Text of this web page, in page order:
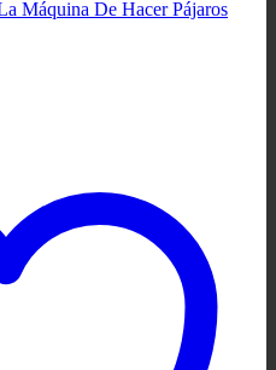
Máquina De Hacer Pájaros